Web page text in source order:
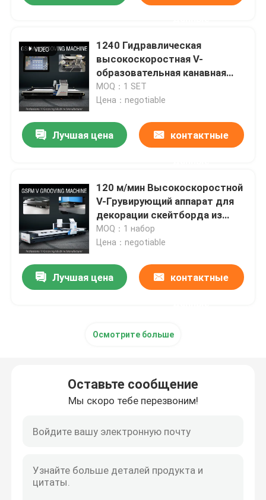
Продукты
видео
О Компании
Спросите цитату
1240 Гидравлическая
высокоскоростная V-
образовательная канавная
машина для декорации из
нержавеющей стали
MOQ：1 SET
Цена：negotiable
Лучшая цена контактные
120 м/мин Высокоскоростной
V-Грувирующий аппарат для
декорации скейтборда из
нержавеющей стали
MOQ：1 набор
Цена：negotiable
Лучшая цена контактные
Осмотрите больше
Оставьте сообщение
Мы скоро тебе перезвоним!